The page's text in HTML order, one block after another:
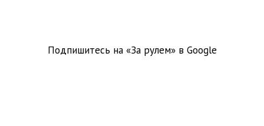
Подпишитесь на «За рулем» в Google